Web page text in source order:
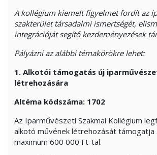
A kollégium kiemelt figyelmet fordít az
szakterület társadalmi ismertségét,
integrációját segítő kezdeményezések
Pályázni az alábbi témakörökre lehet:
1. Alkotói támogatás új
létrehozására
Altéma kódszáma: 1702
Az Iparművészeti Szakmai Kollégium
alkotó művének létrehozását támogatja
maximum 600 000 Ft-tal.